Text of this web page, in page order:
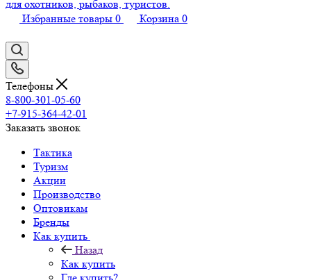
Избранные товары 0 Корзина 0
Телефоны
8-800-301-05-60
+7-915-364-42-01
Заказать звонок
Тактика
Туризм
Акции
Производство
Оптовикам
Бренды
Как купить
Назад
Как купить